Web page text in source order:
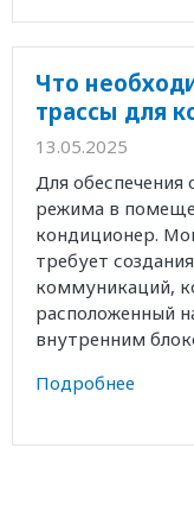
Что
трассы для
13.05.2025
Для
режима в
кондиционер.
требует
коммуникаций,
расположенный
внутренним
Подробнее